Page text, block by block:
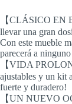
【CLÁSICO EN
llevar una gran
Con este mueble
parecerá a ninguno
【VIDA
ajustables y un kit
fuerte y duradero!
【UN NUEVO